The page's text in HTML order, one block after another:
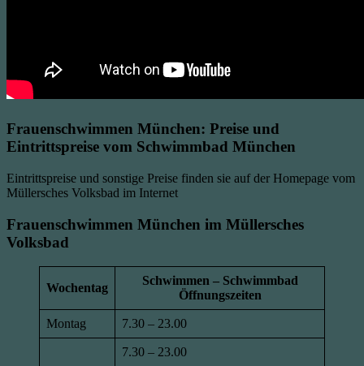
Frauenschwimmen München: Preise und
Eintrittspreise vom Schwimmbad München
Eintrittspreise und sonstige Preise finden sie auf der Homepage vom
Müllersches Volksbad im Internet
Frauenschwimmen München im Müllersches
Volksbad
Wochentag
Schwimmen – Schwimmbad
Öffnungszeiten
Montag 7.30 – 23.00
7.30 – 23.00